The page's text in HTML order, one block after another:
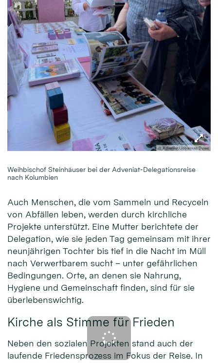
© Adveniat/Johannes Duwe
Weihbischof Steinhäuser bei der Adveniat-Delegationsreise
nach Kolumbien
Auch Menschen, die vom Sammeln und Recyceln
von Abfällen leben, werden durch kirchliche
Projekte unterstützt. Eine Mutter berichtete der
Delegation, wie sie jeden Tag gemeinsam mit ihrer
neunjährigen Tochter bis tief in die Nacht im Müll
nach Verwertbarem sucht – unter gefährlichen
Bedingungen. Orte, an denen sie Nahrung,
Hygiene und Gemeinschaft finden, sind für sie
überlebenswichtig.
Kirche als Stimme für Frieden
Neben den sozialen Projekten stand auch der
laufende Friedensprozess im Fokus der Reise. In